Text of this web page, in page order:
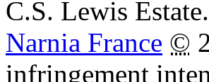
C.S. Lewis Estate.
Narnia France ©
infringement